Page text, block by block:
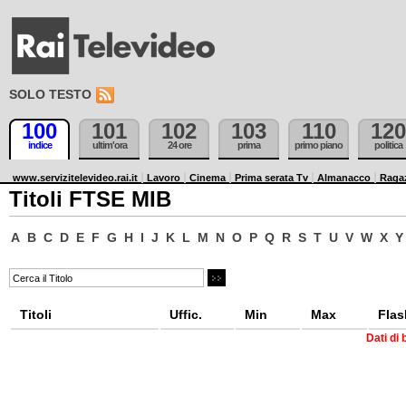
SOLO TESTO
100
indice
101
ultim'ora
102
24 ore
103
prima
110
primo piano
120
politica
www.servizitelevideo.rai.it Lavoro Cinema Prima serata Tv Almanacco
Titoli FTSE MIB
A B C D E F G H I J K L M N O P Q R S T U V W X Y
Titoli Uffic. Min Max
Dati di